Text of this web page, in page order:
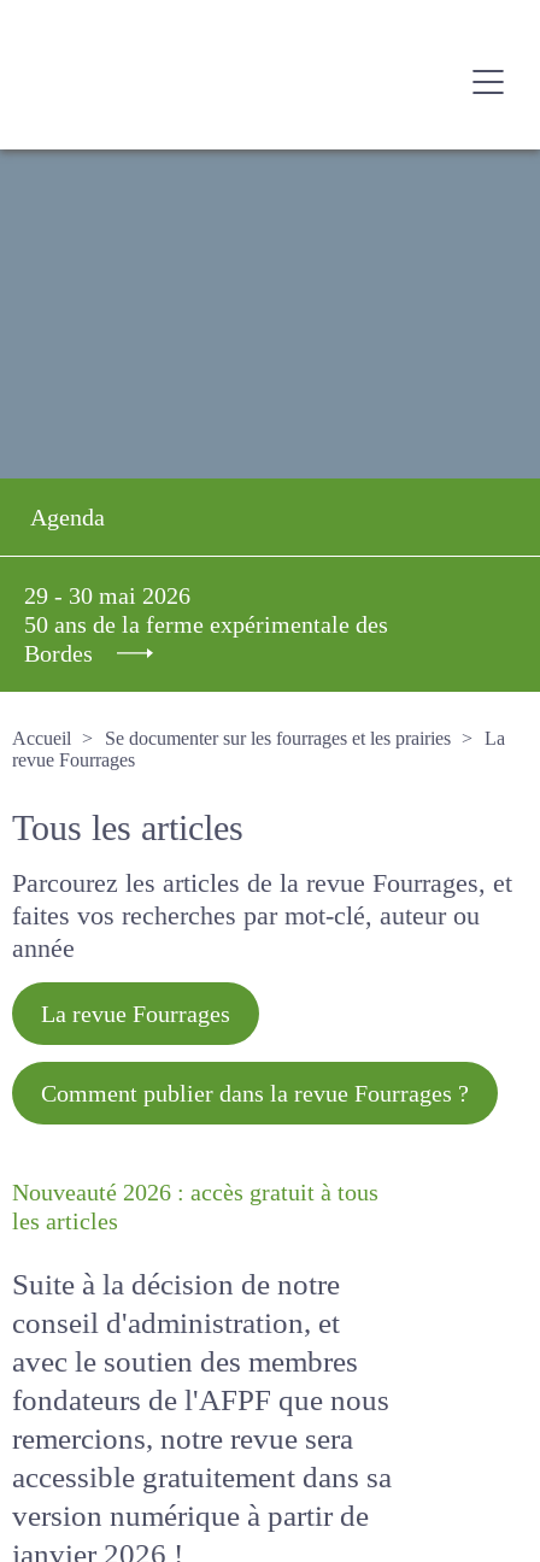
Agenda
29 - 30 mai 2026
50 ans de la ferme expérimentale des
Bordes
Accueil
Se documenter sur les fourrages et les prairies
La revue Fourrages
Tous les articles
Parcourez les articles de la revue Fourrages, et
faites vos recherches par mot-clé, auteur ou
année
La revue Fourrages
Comment publier dans la revue
Nouveauté 2026 : accès gratuit à
Suite à la décision de notre
conseil d'administration, et
avec le soutien des membres
fondateurs de l'AFPF que nous
remercions, notre revue sera
accessiblegratuitementdans
sa version numérique